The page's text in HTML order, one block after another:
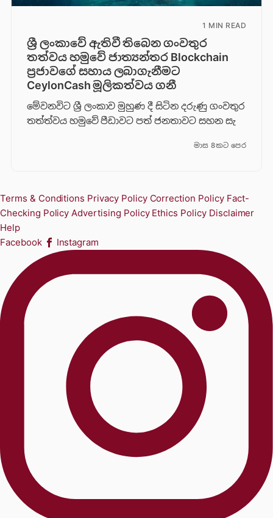
1 MIN READ
ශ්‍රී ලංකාවේ ඇතිවී තිබෙන ගංවතුර
තත්වය හමුවේ ජාත්‍යන්තර Blockchain
ප්‍රජාවගේ සහාය ලබාගැනීමට
CeylonCash මූලිකත්වය ග​නී
මේවනවිට ශ්‍රී ලංකාව මුහුණ දී සිටින දරුණු ගංවතුර
තත්ත්වය හමුවේ පීඩාවට පත් ජනතාවට සහන සැ
මාස 8කට පෙර
Terms & Conditions Privacy Policy Correction Policy Fact-
Checking Policy Advertising Policy Ethics Policy Disclaimer
Help
Facebook
Instagram